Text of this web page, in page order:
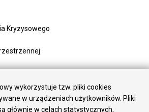
Kryzysowego
wykorzystuje tzw. pliki cookies
w urządzeniach użytkowników. Pliki
głównie w celach statystycznych,